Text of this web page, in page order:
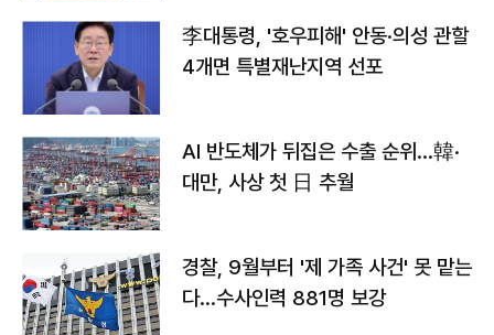
李대통령, '호우피해' 안동·의성 관할
4개면 특별재난지역 선포
AI 반도체가 뒤집은 수출 순위…韓·
대만, 사상 첫 日 추월
경찰, 9월부터 '제 가족 사건' 못 맡는
다…수사인력 881명 보강